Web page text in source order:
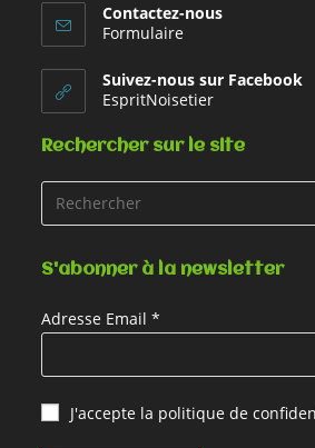
Contactez-nous
Formulaire
Suivez-nous sur Facebook
EspritNoisetier
Rechercher sur le site
S'abonner à la newsletter
Adresse Email *
J'accepte la politique de